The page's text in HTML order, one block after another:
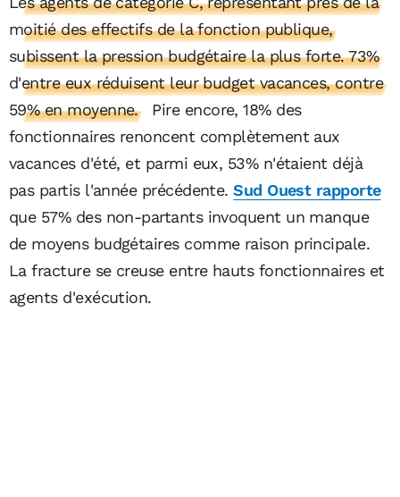
moitié des effectifs de la fonction publique,
subissent la pression budgétaire la plus forte. 73%
d'entre eux réduisent leur budget vacances, contre
59% en moyenne.
Pire encore, 18% des
fonctionnaires renoncent complètement aux
vacances d'été, et parmi eux, 53% n'étaient déjà
pas partis l'année précédente.Sud Ouest rapporte
que 57% des non-partants invoquent un manque
de moyens budgétaires comme raison principale.
La fracture se creuse entre hauts fonctionnaires et
agents d'exécution.